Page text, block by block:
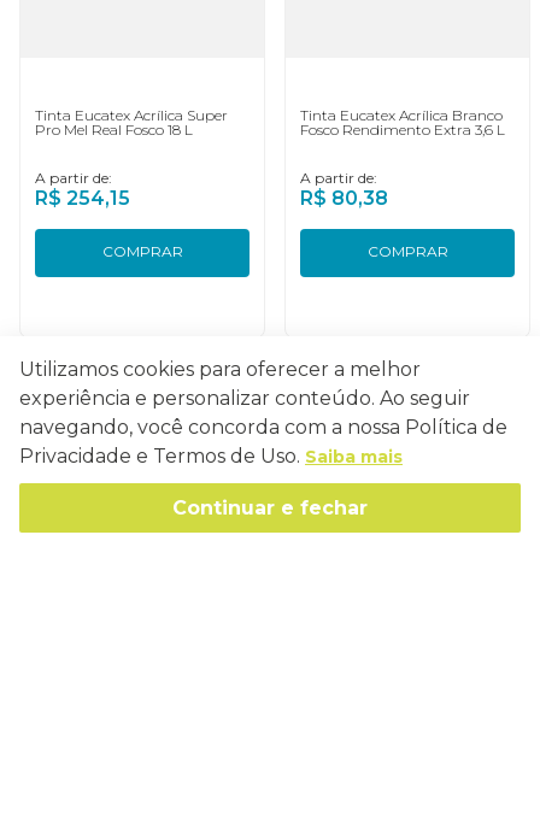
Tinta Eucatex Acrílica Super
Pro Mel Real Fosco 18 L
A partir de:
R$ 254,15
COMPRAR
Tinta Eucatex Acrílica Branco
Fosco Rendimento Extra 3,6 L
A partir de:
R$ 80,38
COMPRAR
Conecte-se
Como Trabalhamos
Utilizamos cookies para oferecer a melhor
experiência e personalizar conteúdo. Ao seguir
navegando, você concorda com a nossa Política de
Privacidade e Termos de Uso. Saiba mais
Continuar e fechar